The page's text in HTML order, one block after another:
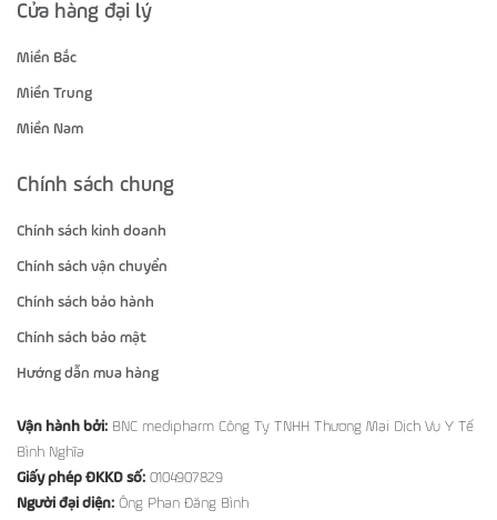
Cửa hàng đại lý
Miền Bắc
Miền Trung
Miền Nam
Chính sách chung
Chính sách kinh doanh
Chính sách vận chuyển
Chính sách bảo hành
Chính sách bảo mật
Hướng dẫn mua hàng
Vận hành bởi: BNC medipharm Công Ty TNHH Thương Mại Dịch Vụ Y Tế
Bình Nghĩa
Giấy phép ĐKKD số: 0104907829
Người đại diện: Ông Phan Đăng Bình